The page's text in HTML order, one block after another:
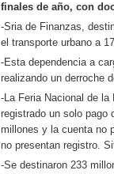
finales de año, con
-Sria de Finanzas,
el transporte urbano a
-Esta dependencia a
realizando un derroche
-La Feria Nacional de
registrado un solo pago
millones y la cuenta no
no presentan registro.
-Se destinaron 233